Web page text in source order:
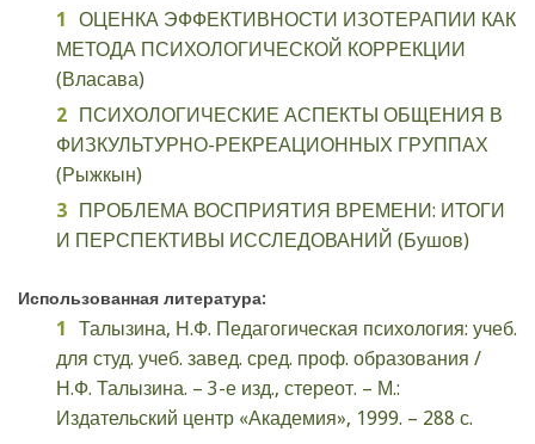
ОЦЕНКА ЭФФЕКТИВНОСТИ ИЗОТЕРАПИИ КАК
МЕТОДА ПСИХОЛОГИЧЕСКОЙ КОРРЕКЦИИ
(Власава)
ПСИХОЛОГИЧЕСКИЕ АСПЕКТЫ ОБЩЕНИЯ В
ФИЗКУЛЬТУРНО-РЕКРЕАЦИОННЫХ ГРУППАХ
(Рыжкын)
ПРОБЛЕМА ВОСПРИЯТИЯ ВРЕМЕНИ: ИТОГИ
И ПЕРСПЕКТИВЫ ИССЛЕДОВАНИЙ (Бушов)
Использованная литература:
Талызина, Н.Ф. Педагогическая психология: учеб.
для студ. учеб. завед. сред. проф. образования /
Н.Ф. Талызина. – 3-е изд., стереот. – М.:
Издательский центр «Академия», 1999. – 288 с.